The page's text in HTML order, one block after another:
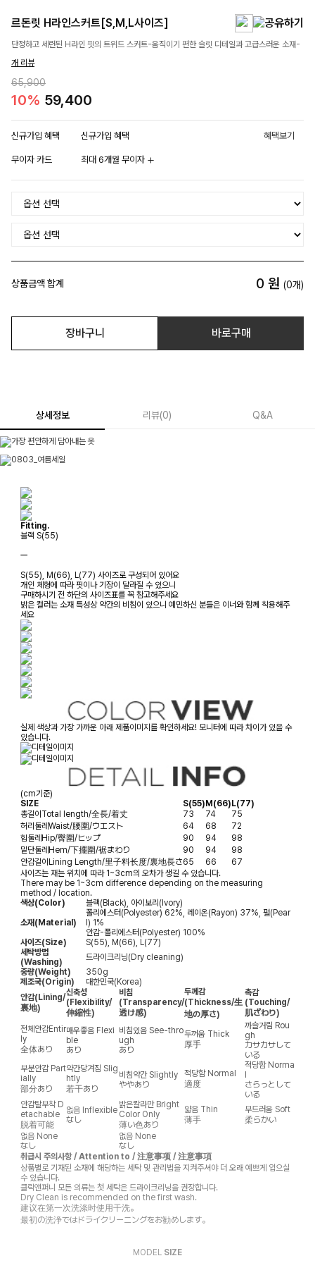
르돈릿 H라인스커트[S,M,L사이즈]
단정하고 세련된 H라인 핏의 트위드 스커트-움직이기 편한 슬릿 디테일과 고급스러운 소재-
개 리뷰
65,900
10% 59,400
신규가입 혜택 신규가입 혜택 혜택보기
무이자 카드 최대 6개월 무이자
상품금액 합계 0 원 (0개)
장바구니 바로구매
상세정보 리뷰(0) Q&A
Fitting.
블랙 S(55)
ㅡ
S(55), M(66), L(77) 사이즈로 구성되어 있어요
개인 체형에 따라 핏이나 기장이 달라질 수 있으니
구매하시기 전 하단의 사이즈표를 꼭 참고해주세요
밝은 컬러는 소재 특성상 약간의 비침이 있으니 예민하신 분들은 이너와 함께 착용해주
세요
실제 색상과 가장 가까운 아래 제품이미지를 확인하세요! 모니터에 따라 차이가 있을 수
있습니다.
(cm기준)
SIZE
S(55)M(66)L(77)
총길이Total length/全長/着丈 73 74
75
허리둘레Waist/腰圍/ウエスト 64 68
72
힙둘레Hip/臀圍/ヒップ 90 94
98
밑단둘레Hem/下擺圍/裾まわり 90 94
98
안감길이Lining Length/里子料长度/裏地長さ65 66
67
사이즈는 재는 위치에 따라 1~3cm의 오차가 생길 수 있습니다.
There may be 1~3cm difference depending on the measuring
method / location.
색상(Color)
블랙(Black), 아이보리(Ivory)
소재(Material)
폴리에스터(Polyester) 62%, 레이온(Rayon) 37%, 펄(Pear
l) 1%
안감-폴리에스터(Polyester) 100%
사이즈(Size)
S(55), M(66), L(77)
세탁방법
(Washing)
드라이크리닝(Dry cleaning)
중량(Weight)
350g
제조국(Origin)
대한민국(Korea)
안감(Lining/
裏地)
신축성
(Flexibility/
伸縮性)
비침
(Transparency/
透け感)
두께감
(Thickness/生
地の厚さ)
촉감
(Touching/
肌ざわり)
전체안감Entir
ly
全体あり
매우좋음 Flexi
ble
あり
비침있음 See-thro
ugh
あり
두꺼움 Thick
厚手
까슬거림 Rou
gh
カサカサして
いる
부분안감 Part
ially
部分あり
약간당겨짐 Slig
htly
若干あり
비침약간 Slightly
ややあり
적당함 Normal
適度
적당함 Norma
l
さらっとして
いる
안감탈부착 D
etachable
脱着可能
없음 Inflexible
なし
밝은칼라만 Bright
Color Only
薄い色あり
얇음 Thin
薄手
부드러움 Soft
柔らかい
없음 None
なし
없음 None
なし
취급시 주의사항 / Attention to / 注意事项 / 注意事項
상품별로 기재된 소재에 해당하는 세탁 및 관리법을 지켜주셔야 더 오래 예쁘게 입으실
수 있습니다.
클릭앤퍼니 모든 의류는 첫 세탁은 드라이크리닝을 권장합니다.
Dry Clean is recommended on the first wash.
建议在第一次洗涤时使用干洗。
最初の洗浄ではドライクリーニングをお勧めします。
MODEL SIZE